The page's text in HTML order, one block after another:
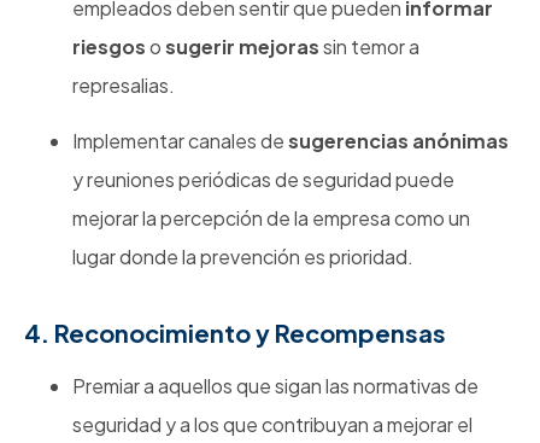
empleados deben sentir que pueden informar
riesgososugerir mejorassin temor a
represalias.
Implementar canales desugerencias anónimas
y reuniones periódicas de seguridad puede
mejorar la percepción de la empresa como un
lugar donde la prevención es prioridad.
4. Reconocimiento y Recompensas
Premiar a aquellos que sigan las normativas de
seguridad y a los que contribuyan a mejorar el